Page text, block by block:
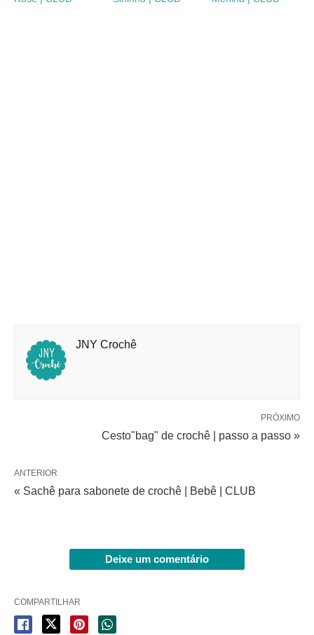
JNY Crochê
PRÓXIMO
Cesto"bag" de crochê | passo a passo »
ANTERIOR
« Sachê para sabonete de crochê | Bebê | CLUB
Deixe um comentário
COMPARTILHAR